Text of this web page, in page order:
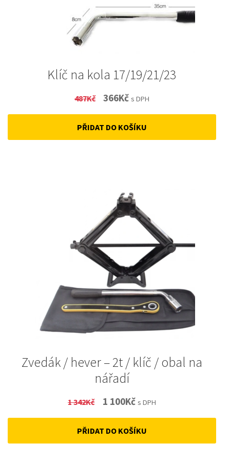
Klíč na kola 17/19/21/23
487Kč
Original
price
was:
366KčCurrent
price
is:
s DPH
PŘIDAT DO KOŠÍKU
Zvedák / hever – 2t / klíč / obal na
nářadí
1 342Kč
Original
price
was:
1 100KčCurrent
price
is:
s DPH
PŘIDAT DO KOŠÍKU